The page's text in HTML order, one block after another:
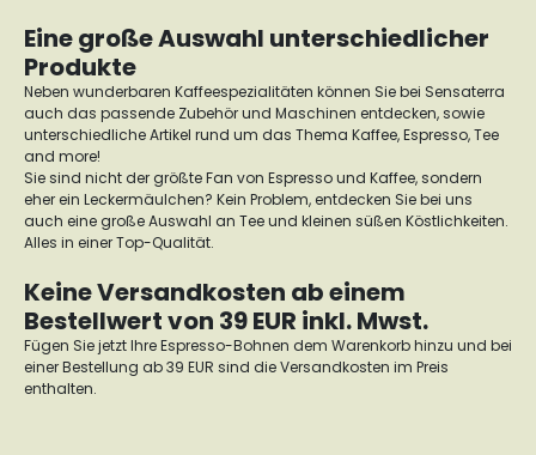
Eine große Auswahl unterschiedlicher
Produkte
Neben wunderbaren Kaffeespezialitäten können Sie bei Sensaterra
auch das passende Zubehör und Maschinen entdecken, sowie
unterschiedliche Artikel rund um das Thema Kaffee, Espresso, Tee
and more!
Sie sind nicht der größte Fan von Espresso und Kaffee, sondern
eher ein Leckermäulchen? Kein Problem, entdecken Sie bei uns
auch eine große Auswahl an Tee und kleinen süßen Köstlichkeiten.
Alles in einer Top-Qualität.
Keine Versandkosten ab einem
Bestellwert von 39 EUR inkl. Mwst.
Fügen Sie jetzt Ihre Espresso-Bohnen dem Warenkorb hinzu und bei
einer Bestellung ab 39 EUR sind die Versandkosten im Preis
enthalten.